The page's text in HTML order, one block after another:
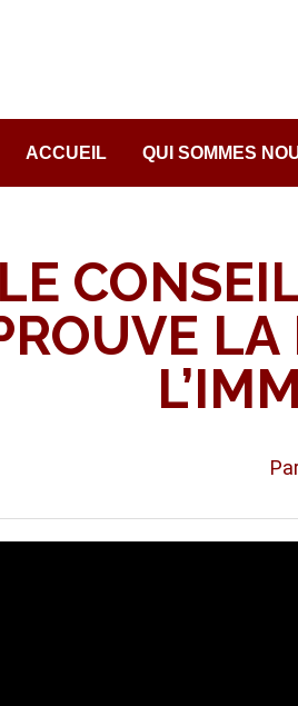
ACCUEIL QUI SOMMES
LE